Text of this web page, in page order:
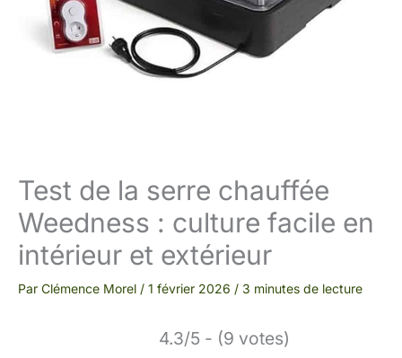
Test de la serre chauffée
Weedness : culture facile en
intérieur et extérieur
Par Clémence Morel / 1 février 2026 / 3 minutes de lecture
4.3/5 - (9 votes)